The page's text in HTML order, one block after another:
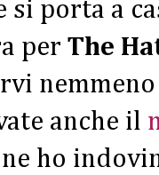
si porta a
per The
anche il
ne ho